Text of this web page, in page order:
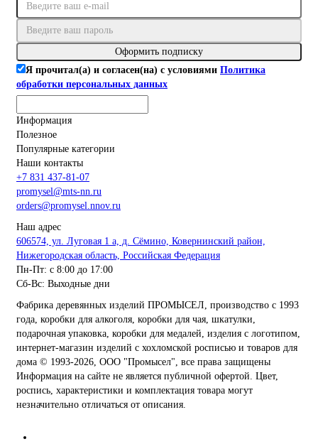
Оформить подписку
Я прочитал(а) и согласен(на) с условиями Политика
обработки персональных данных
Информация
Полезное
Популярные категории
Наши контакты
+7 831 437-81-07
promysel@mts-nn.ru
orders@promysel.nnov.ru
Наш адрес
606574, ул. Луговая 1 а, д. Сёмино, Ковернинский район,
Нижегородская область, Российская Федерация
Пн-Пт: с 8:00 до 17:00
Сб-Вс: Выходные дни
Фабрика деревянных изделий ПРОМЫСЕЛ, производство с 1993
года, коробки для алкоголя, коробки для чая, шкатулки,
подарочная упаковка, коробки для медалей, изделия с логотипом,
интернет-магазин изделий с хохломской росписью и товаров для
дома © 1993-2026, ООО "Промысел", все права защищены
Информация на сайте не является публичной офертой. Цвет,
роспись, характеристики и комплектация товара могут
незначительно отличаться от описания.